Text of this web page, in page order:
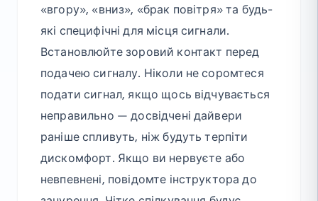
«вгору», «вниз», «брак повітря» та будь-
які специфічні для місця сигнали.
Встановлюйте зоровий контакт перед
подачею сигналу. Ніколи не соромтеся
подати сигнал, якщо щось відчувається
неправильно — досвідчені дайвери
раніше спливуть, ніж будуть терпіти
дискомфорт. Якщо ви нервуєте або
невпевнені, повідомте інструктора до